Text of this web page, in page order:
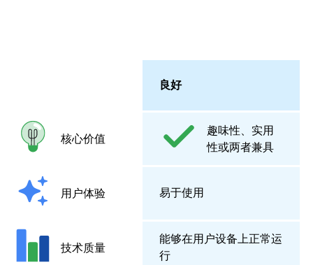
良好
核心价值
趣味性、实用
性或两者兼具
用户体验 易于使用
技术质量
能够在用户设备上正常运
行